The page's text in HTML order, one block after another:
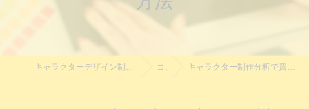
コラム キャラクター制作分析で資産となる魅力的キャラクターを生み出す方法